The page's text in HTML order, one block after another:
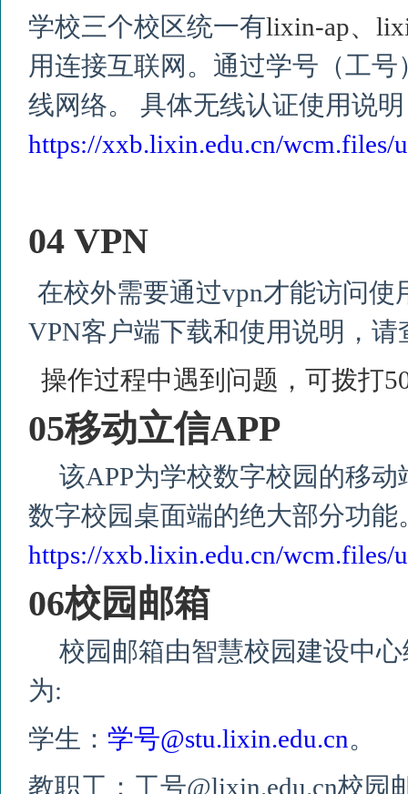
学校三个校区统一有lixin-ap、
用连接互联网。通过学号（工
线网络。
具体无线认证使用说
https://xxb.lixin.edu.cn/wcm.files/
04 VPN
在校外需要通过vpn才能访问使
VPN客户端下载和使用说明，请
操作过程中遇到问题，可拨打
05移动立信APP
该APP为学校数字校园的移
数字校园桌面端的绝大部分功
https://xxb.lixin.edu.cn/wcm.files/
06校园邮箱
校园邮箱由智慧校园建设中
为:
学生： 学号@stu.lixin.edu.cn。
教职工：工号@lixin.edu.cn校园